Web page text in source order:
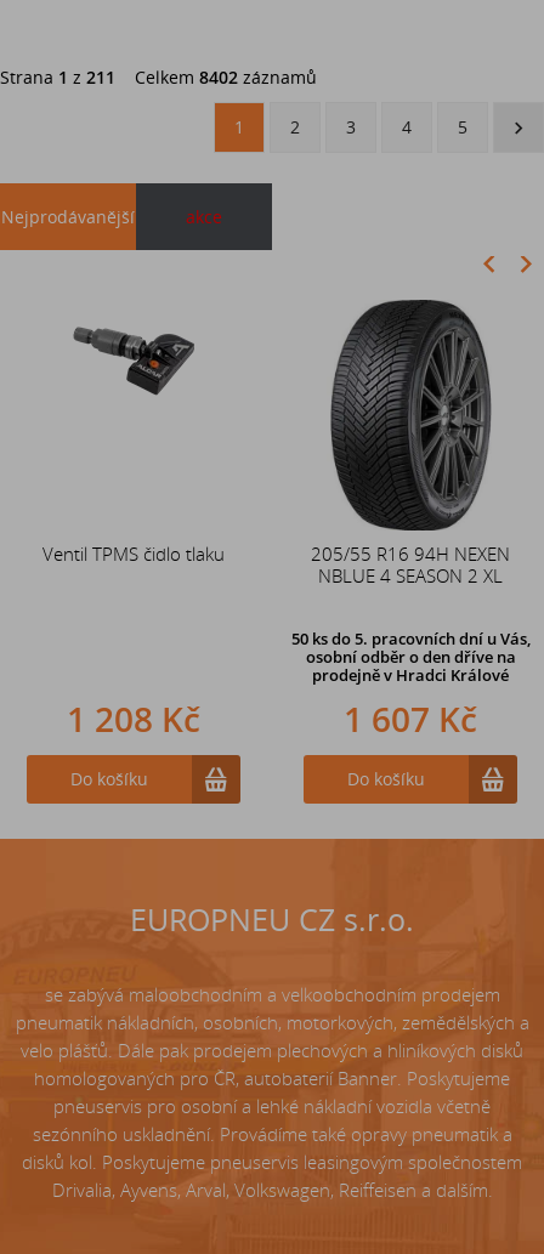
Strana 1 z 211 Celkem 8402 záznamů
1 2 3 4 5
Nejprodávanější akce
Ventil TPMS čidlo tlaku
1 208 Kč
Do košíku
205/55 R16 94H NEXEN
NBLUE 4 SEASON 2 XL
50 ks do 5. pracovních dní u Vás,
osobní odběr o den dříve na
prodejněv Hradci Králové
1 607 Kč
Do košíku
Duše 12x4 (4.00-4) kovový
zahnutý ventil TR87
242 Kč
Do košíku
EUROPNEU CZ s.r.o.
se zabývá maloobchodním a velkoobchodním prodejem
pneumatik nákladních, osobních, motorkových, zemědělských a
velo plášťů. Dále pak prodejem plechových a hliníkových disků
homologovaných pro ČR, autobaterií Banner. Poskytujeme
pneuservis pro osobní a lehké nákladní vozidla včetně
sezónního uskladnění. Provádíme také opravy pneumatik a
disků kol. Poskytujeme pneuservis leasingovým společnostem
Drivalia, Ayvens, Arval, Volkswagen, Reiffeisen a dalším.